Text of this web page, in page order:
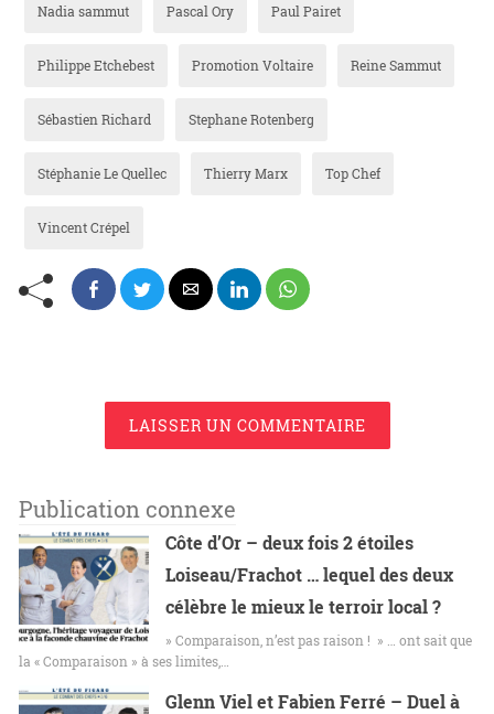
Nadia sammut Pascal Ory Paul Pairet
Philippe Etchebest Promotion Voltaire Reine Sammut
Sébastien Richard Stephane Rotenberg
Stéphanie Le Quellec Thierry Marx Top Chef
Vincent Crépel
LAISSER UN COMMENTAIRE
Publication connexe
Côte d’Or – deux fois 2 étoiles
Loiseau/Frachot … lequel des deux
célèbre le mieux le terroir local ?
» Comparaison, n’est pas raison ! » … ont sait que
la « Comparaison » à ses limites,…
Glenn Viel et Fabien Ferré – Duel à